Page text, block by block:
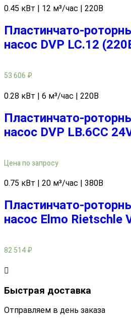
0.45 кВт | 12 м³/час | 220В
Пластинчато-
насос DVP LC.12
53 606 ₽
0.28 кВт | 6 м³/час | 220В
Пластинчато-
насос DVP LB.6CC
Цена по запросу
0.75 кВт | 20 м³/час | 380В
Пластинчато-
насос Elmo Rietschle
82 514 ₽
Быстрая доставка
Отправляем в день заказа